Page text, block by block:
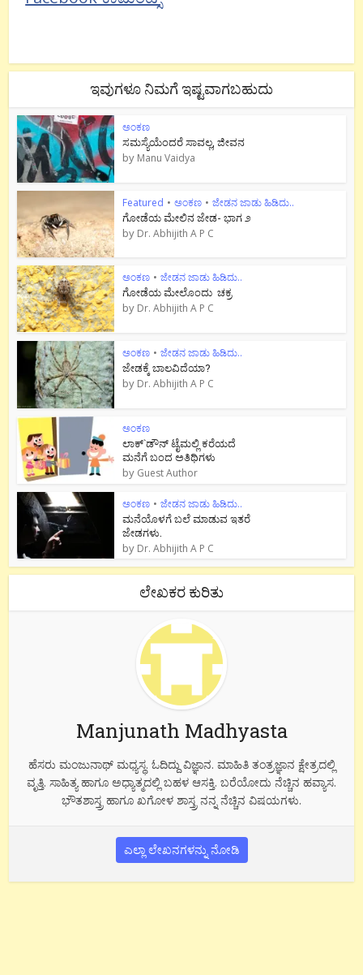
ಇವುಗಳೂ ನಿಮಗೆ ಇಷ್ಟವಾಗಬಹುದು
ಅಂಕಣ
ಸಮಸ್ಯೆಯೆಂದರೆ ಸಾವಲ್ಲ, ಜೀವನ
by Manu Vaidya
Featured • ಅಂಕಣ • ಜೇಡನ ಜಾಡು ಹಿಡಿದು..
ಗೋಡೆಯ ಮೇಲಿನ ಜೇಡ- ಭಾಗ ೨
by Dr. Abhijith A P C
ಅಂಕಣ • ಜೇಡನ ಜಾಡು ಹಿಡಿದು..
ಗೋಡೆಯ ಮೇಲೊಂದು ಚಕ್ರ
by Dr. Abhijith A P C
ಅಂಕಣ • ಜೇಡನ ಜಾಡು ಹಿಡಿದು..
ಜೇಡಕ್ಕೆ ಬಾಲವಿದೆಯಾ?
by Dr. Abhijith A P C
ಅಂಕಣ
ಲಾಕ್`ಡೌನ್ ಟೈಮಲ್ಲಿ ಕರೆಯದೆ
ಮನೆಗೆ ಬಂದ ಅತಿಥಿಗಳು
by Guest Author
ಅಂಕಣ • ಜೇಡನ ಜಾಡು ಹಿಡಿದು..
ಮನೆಯೊಳಗೆ ಬಲೆ ಮಾಡುವ ಇತರೆ
ಜೇಡಗಳು.
by Dr. Abhijith A P C
ಲೇಖಕರ ಕುರಿತು
Manjunath Madhyasta
ಹೆಸರು ಮಂಜುನಾಥ್ ಮಧ್ಯಸ್ಥ. ಓದಿದ್ದು ವಿಜ್ಞಾನ. ಮಾಹಿತಿ ತಂತ್ರಜ್ಞಾನ ಕ್ಷೇತ್ರದಲ್ಲಿ
ವೃತ್ತಿ. ಸಾಹಿತ್ಯ ಹಾಗೂ ಅಧ್ಯಾತ್ಮದಲ್ಲಿ ಬಹಳ ಆಸಕ್ತಿ. ಬರೆಯೋದು ನೆಚ್ಚಿನ ಹವ್ಯಾಸ.
ಭೌತಶಾಸ್ತ್ರ ಹಾಗೂ ಖಗೋಳ ಶಾಸ್ತ್ರ ನನ್ನ ನೆಚ್ಚಿನ ವಿಷಯಗಳು.
ಎಲ್ಲಾ ಲೇಖನಗಳನ್ನು ನೋಡಿ